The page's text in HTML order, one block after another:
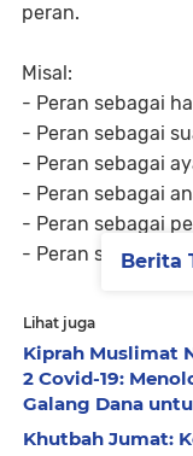
peran.
Misal:
- Peran sebagai
- Peran sebagai
- Peran sebagai
- Peran sebagai
- Peran sebagai
- Peran sebagai
Lihat juga
Kiprah Muslimat
2 Covid-19:
Galang Dana
Khutbah Jumat:
Berita